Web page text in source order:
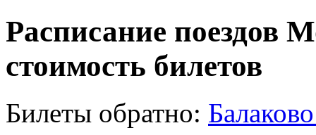
Расписание поездов
стоимость билетов
Билеты обратно: